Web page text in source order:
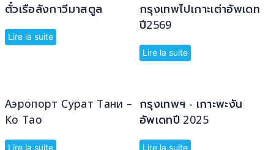
ตั๋วเรือลังกาวีมาสตูล
Lire la suite
กรุงเทพไปเกาะเต่าอัพเดท
ปี2569
Lire la suite
Аэропорт Сурат Тани –
Ко Тао
Lire la suite
กรุงเทพฯ - เกาะพะงัน
อัพเดทปี 2025
Lire la suite